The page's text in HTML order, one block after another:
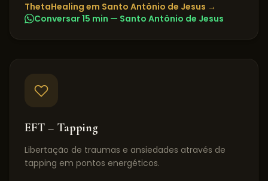
ThetaHealing em Santo Antônio de Jesus →
Conversar 15 min — Santo Antônio de Jesus
EFT – Tapping
Libertação de traumas e ansiedades através de
tapping em pontos energéticos.